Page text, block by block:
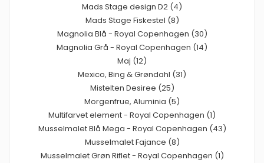
Mads Stage design D2 (4)
Mads Stage Fiskestel (8)
Magnolia Blå - Royal Copenhagen (30)
Magnolia Grå - Royal Copenhagen (14)
Maj (12)
Mexico, Bing & Grøndahl (31)
Mistelten Desiree (25)
Morgenfrue, Aluminia (5)
Multifarvet element - Royal Copenhagen (1)
Musselmalet Blå Mega - Royal Copenhagen (43)
Musselmalet Fajance (8)
Musselmalet Grøn Riflet - Royal Copenhagen (1)